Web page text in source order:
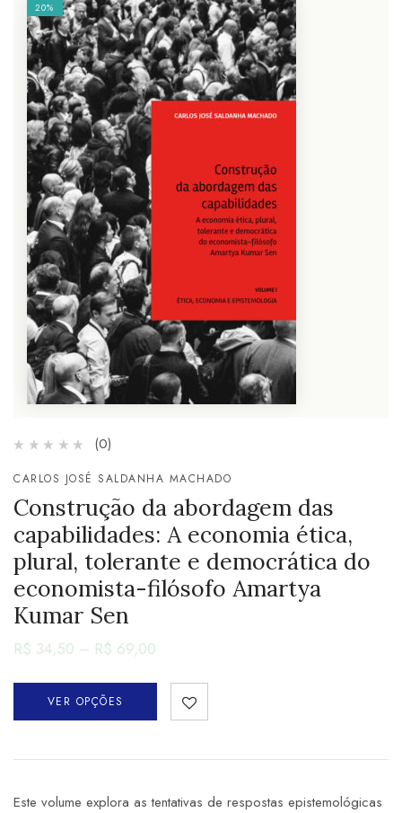
20%
(0)
CARLOS JOSÉ SALDANHA MACHADO
Construção da abordagem das
capabilidades: A economia ética,
plural, tolerante e democrática do
economista-filósofo Amartya
Kumar Sen
R$ 34,50 – R$ 69,00
VER OPÇÕES
Este volume explora as tentativas de respostas epistemológicas